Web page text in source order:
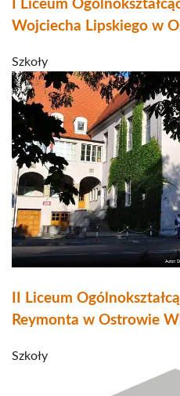
I Liceum
Wojciecha Lipskiego w
Szkoły
II Liceum
Reymonta w Ostrowie
Szkoły